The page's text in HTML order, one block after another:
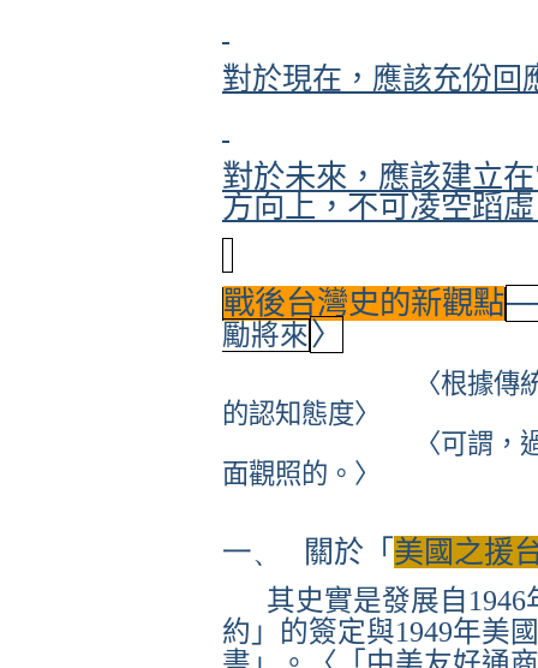
對於現在，應該充份回
對於未來，應該建立
方向上，不可凌空蹈
戰後台灣史的新觀點
勵將來 〉
〈根據
的認知態度〉
〈可謂
面觀照的。〉
一、 關於「 美國之援
其史實是發展自1946
約」的簽定與1949年美